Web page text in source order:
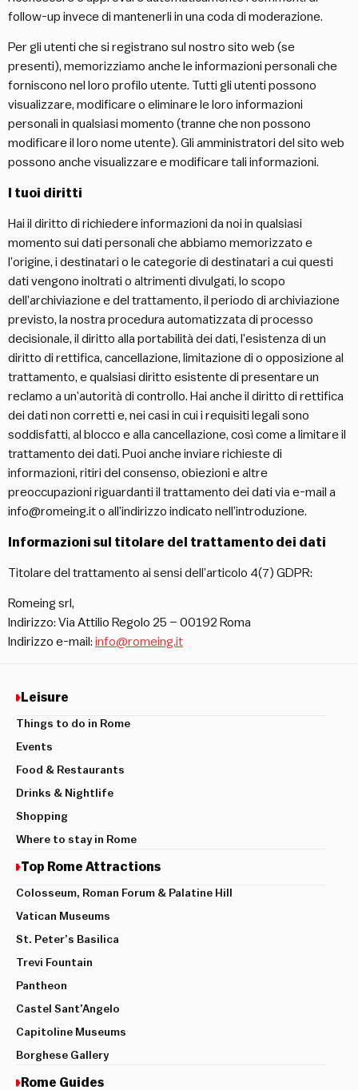
follow-up invece di mantenerli in una coda di moderazione.
Per gli utenti che si registrano sul nostro sito web (se
presenti), memorizziamo anche le informazioni personali che
forniscono nel loro profilo utente. Tutti gli utenti possono
visualizzare, modificare o eliminare le loro informazioni
personali in qualsiasi momento (tranne che non possono
modificare il loro nome utente). Gli amministratori del sito web
possono anche visualizzare e modificare tali informazioni.
I tuoi diritti
Hai il diritto di richiedere informazioni da noi in qualsiasi
momento sui dati personali che abbiamo memorizzato e
l’origine, i destinatari o le categorie di destinatari a cui questi
dati vengono inoltrati o altrimenti divulgati, lo scopo
dell’archiviazione e del trattamento, il periodo di archiviazione
previsto, la nostra procedura automatizzata di processo
decisionale, il diritto alla portabilità dei dati, l’esistenza di un
diritto di rettifica, cancellazione, limitazione di o opposizione al
trattamento, e qualsiasi diritto esistente di presentare un
reclamo a un’autorità di controllo. Hai anche il diritto di rettifica
dei dati non corretti e, nei casi in cui i requisiti legali sono
soddisfatti, al blocco e alla cancellazione, così come a limitare il
trattamento dei dati. Puoi anche inviare richieste di
informazioni, ritiri del consenso, obiezioni e altre
preoccupazioni riguardanti il trattamento dei dati via e-mail a
info@romeing.ito all’indirizzo indicato nell’introduzione.
Informazioni sul titolare del trattamento dei dati
Titolare del trattamento ai sensi dell’articolo 4(7) GDPR:
Romeing srl,
Indirizzo: Via Attilio Regolo 25 – 00192 Roma
Indirizzo e-mail: info@romeing.it
Leisure
Things to do in Rome
Events
Food & Restaurants
Drinks & Nightlife
Shopping
Where to stay in Rome
Top Rome Attractions
Colosseum, Roman Forum & Palatine Hill
Vatican Museums
St. Peter’s Basilica
Trevi Fountain
Pantheon
Castel Sant’Angelo
Capitoline Museums
Borghese Gallery
Rome Guides